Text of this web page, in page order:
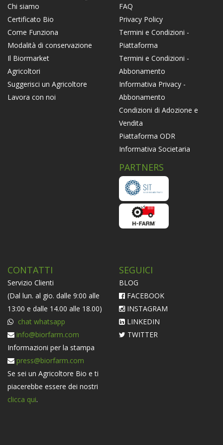
Chi siamo
Certificato Bio
Come Funziona
Modalità di conservazione
Il Biormarket
Agricoltori
Suggerisci un Agricoltore
Lavora con noi
FAQ
Privacy Policy
Termini e Condizioni -
Piattaforma
Termini e Condizioni -
Abbonamento
Informativa Privacy -
Abbonamento
Condizioni di Adozione e
Vendita
Piattaforma ODR
Informativa Societaria
PARTNERS
CONTATTI
Servizio Clienti
(Dal lun. al gio. dalle 9:00 alle
13:00 e dalle 14.00 alle 18.00)
chat whatsapp
info@biorfarm.com
Informazioni per la stampa
press@biorfarm.com
Se sei un Agricoltore Bio e ti
piacerebbe essere dei nostri
clicca qui.
SEGUICI
BLOG
FACEBOOK
INSTAGRAM
LINKEDIN
TWITTER